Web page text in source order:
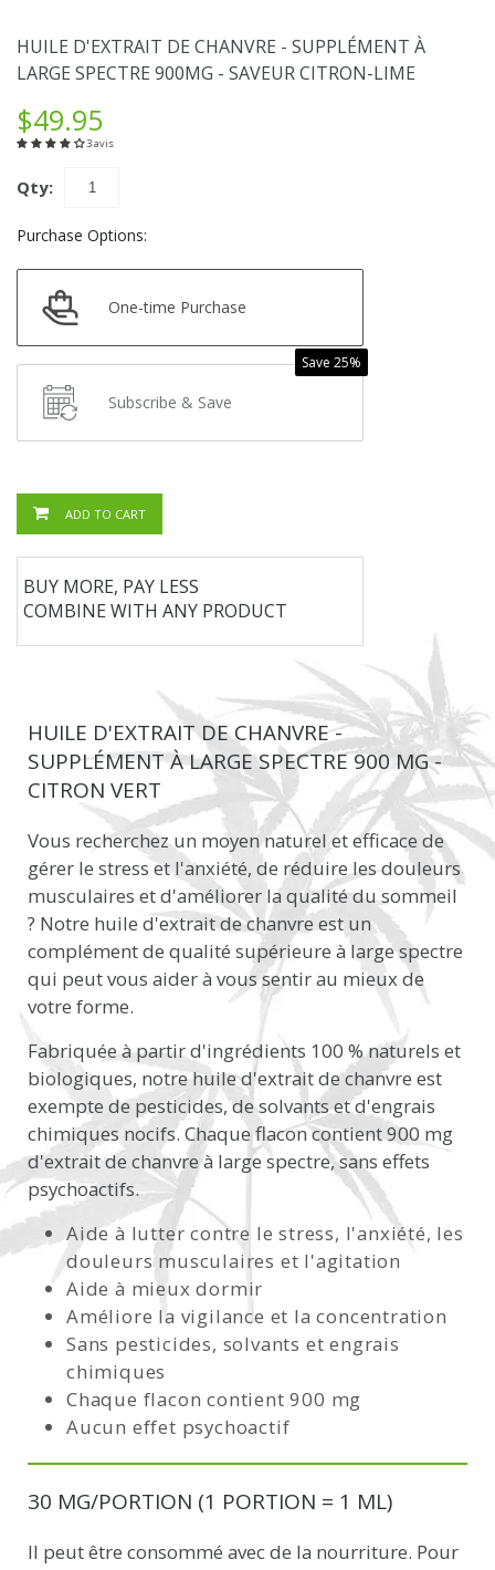
HUILE D'EXTRAIT DE CHANVRE - SUPPLÉMENT À
LARGE SPECTRE 900MG - SAVEUR CITRON-LIME
$49.95
3 avis
Qty:
Purchase Options:
One-time Purchase
Save 25%
Subscribe & Save
ADD TO CART
BUY MORE, PAY LESS
COMBINE WITH ANY PRODUCT
HUILE D'EXTRAIT DE CHANVRE -
SUPPLÉMENT À LARGE SPECTRE 900 MG -
CITRON VERT
Vous recherchez un moyen naturel et efficace de
gérer le stress et l'anxiété, de réduire les douleurs
musculaires et d'améliorer la qualité du sommeil
? Notre huile d'extrait de chanvre est un
complément de qualité supérieure à large spectre
qui peut vous aider à vous sentir au mieux de
votre forme.
Fabriquée à partir d'ingrédients 100 % naturels et
biologiques, notre huile d'extrait de chanvre est
exempte de pesticides, de solvants et d'engrais
chimiques nocifs. Chaque flacon contient 900 mg
d'extrait de chanvre à large spectre, sans effets
psychoactifs.
Aide à lutter contre le stress, l'anxiété, les
douleurs musculaires et l'agitation
Aide à mieux dormir
Améliore la vigilance et la concentration
Sans pesticides, solvants et engrais
chimiques
Chaque flacon contient 900 mg
Aucun effet psychoactif
30 MG/PORTION (1 PORTION = 1 ML)
Il peut être consommé avec de la nourriture. Pour